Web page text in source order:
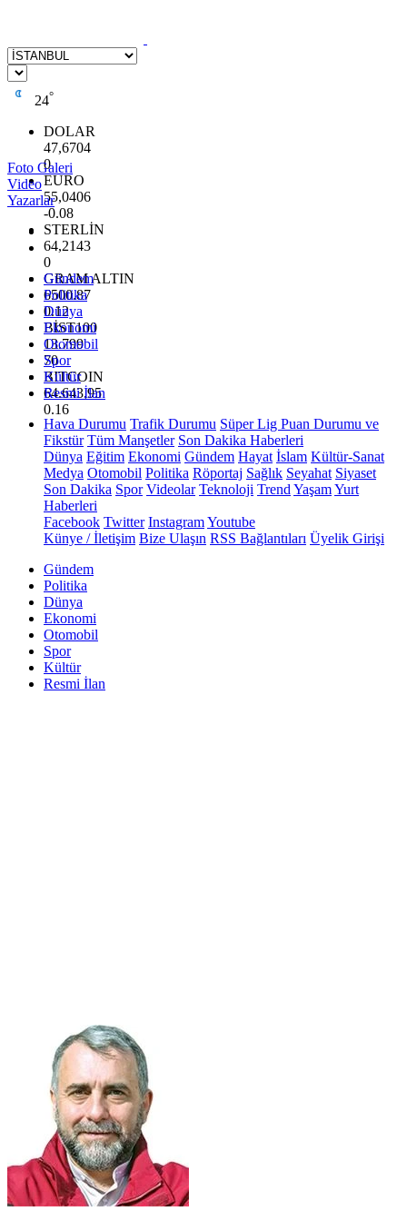
24°
DOLAR
47,6704
0
EURO
55,0406
-0.08
STERLİN
64,2143
0
GRAM ALTIN
6500.87
0.12
BİST100
13.799
70
BITCOIN
64.643,95
0.16
Foto Galeri
Video
Yazarlar
Gündem
Politika
Dünya
Ekonomi
Otomobil
Spor
Kültür
Resmi İlan
Hava Durumu Trafik Durumu Süper Lig Puan Durumu ve
Fikstür Tüm Manşetler Son Dakika Haberleri
Dünya Eğitim Ekonomi Gündem Hayat İslam Kültür-Sanat
Medya Otomobil Politika Röportaj Sağlık Seyahat Siyaset
Son Dakika Spor Videolar Teknoloji Trend YaşamYurt
Haberleri
Facebook Twitter InstagramYoutube
Künye / İletişim Bize Ulaşın RSS Bağlantıları Üyelik Girişi
Gündem
Politika
Dünya
Ekonomi
Otomobil
Spor
Kültür
Resmi İlan